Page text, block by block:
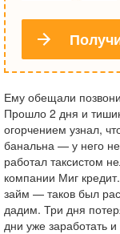
Ему обещали
Прошло 2 дня и
огорчением узнал,
банальна — у него
работал таксистом
компании Миг
займ — таков был
дадим. Три дня
дни уже заработать и